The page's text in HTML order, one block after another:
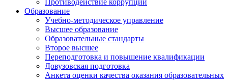
Противодействие коррупции
Образование
Учебно-методическое управление
Высшее образование
Образовательные стандарты
Второе высшее
Переподготовка и повышение квалификации
Довузовская подготовка
Анкета оценки качества оказания образовательных